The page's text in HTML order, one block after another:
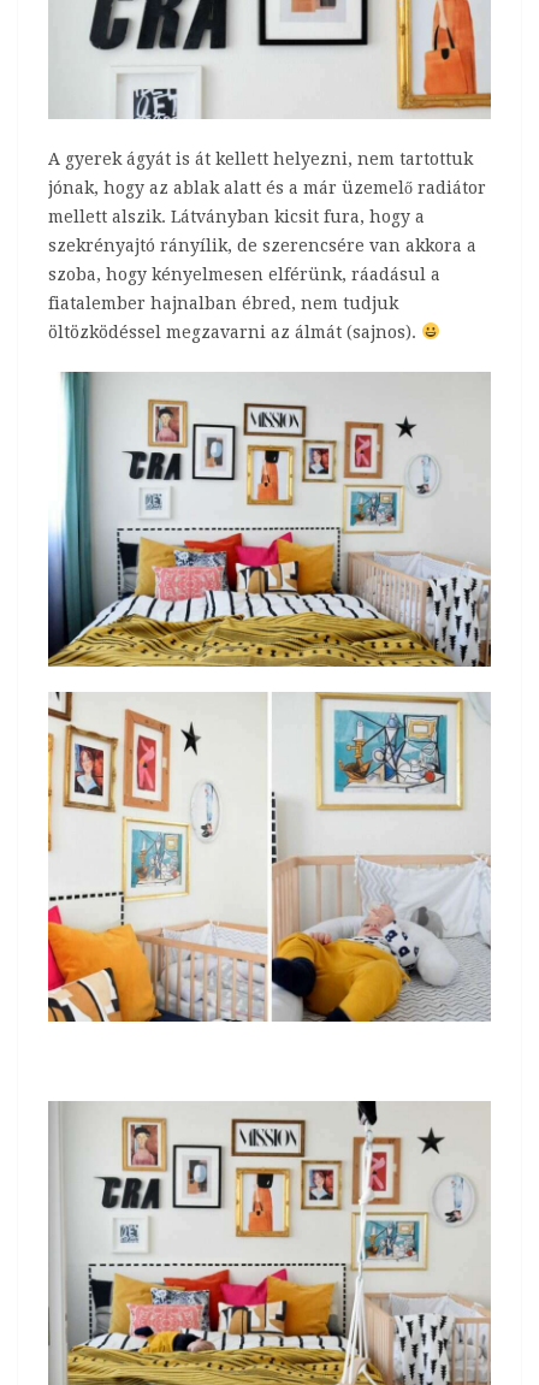
A gyerek ágyát is át kellett helyezni, nem tartottuk
jónak, hogy az ablak alatt és a már üzemelő radiátor
mellett alszik. Látványban kicsit fura, hogy a
szekrényajtó rányílik, de szerencsére van akkora a
szoba, hogy kényelmesen elférünk, ráadásul a
fiatalember hajnalban ébred, nem tudjuk
öltözködéssel megzavarni az álmát (sajnos).